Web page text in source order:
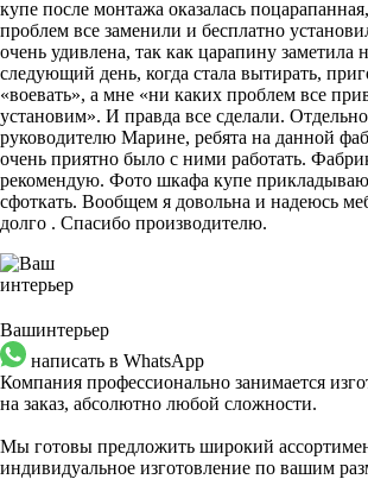
купе после монтажа оказалась
проблем все заменили и бесплатно
очень удивлена, так как царапину заметила
следующий день, когда стала вытирать,
«воевать», а мне «ни каких проблем все
установим». И правда все сделали.
руководителю Марине, ребята на данной
очень приятно было с ними работать.
рекомендую. Фото шкафа купе
сфоткать. Вообщем я довольна и надеюсь
долго . Спасибо производителю.
Вашинтерьер
написать в WhatsApp
Компания профессионально занимается
на заказ, абсолютно любой сложности.
Мы готовы предложить широкий
индивидуальное изготовление по вашим